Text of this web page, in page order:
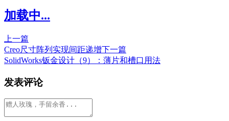
加载中...
上一篇
Creo尺寸阵列实现间距递增下一篇
SolidWorks钣金设计（9）：薄片和槽口用法
发表评论